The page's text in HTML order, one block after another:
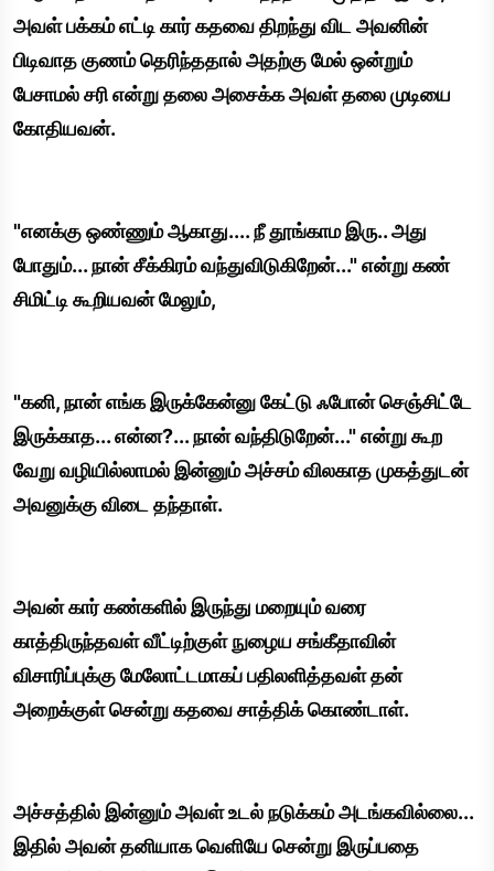
அவள் பக்கம் எட்டி கார் கதவை திறந்து விட அவனின்
பிடிவாத குணம் தெரிந்ததால் அதற்கு மேல் ஒன்றும்
பேசாமல் சரி என்று தலை அசைக்க அவள் தலை முடியை
கோதியவன்.
"எனக்கு ஒண்ணும் ஆகாது.... நீ தூங்காம இரு.. அது
போதும்... நான் சீக்கிரம் வந்துவிடுகிறேன்..." என்று கண்
சிமிட்டி கூறியவன் மேலும்,
"கனி, நான் எங்க இருக்கேன்னு கேட்டு ஃபோன் செஞ்சிட்டே
இருக்காத... என்ன?... நான் வந்திடுறேன்..." என்று கூற
வேறு வழியில்லாமல் இன்னும் அச்சம் விலகாத முகத்துடன்
அவனுக்கு விடை தந்தாள்.
அவன் கார் கண்களில் இருந்து மறையும் வரை
காத்திருந்தவள் வீட்டிற்குள் நுழைய சங்கீதாவின்
விசாரிப்புக்கு மேலோட்டமாகப் பதிலளித்தவள் தன்
அறைக்குள் சென்று கதவை சாத்திக் கொண்டாள்.
அச்சத்தில் இன்னும் அவள் உடல் நடுக்கம் அடங்கவில்லை...
இதில் அவன் தனியாக வெளியே சென்று இருப்பதை